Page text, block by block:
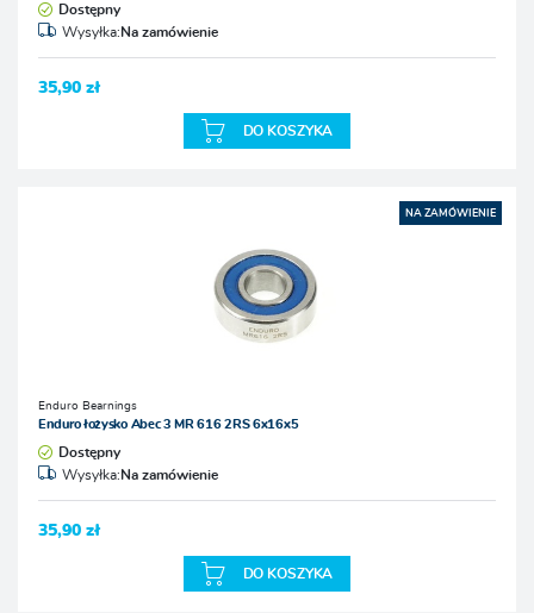
Dostępny
Wysyłka:Na zamówienie
35,90 zł
DO KOSZYKA
NA ZAMÓWIENIE
Enduro Bearnings
Enduro łożysko Abec 3 MR 616 2RS 6x16x5
Dostępny
Wysyłka:Na zamówienie
35,90 zł
DO KOSZYKA